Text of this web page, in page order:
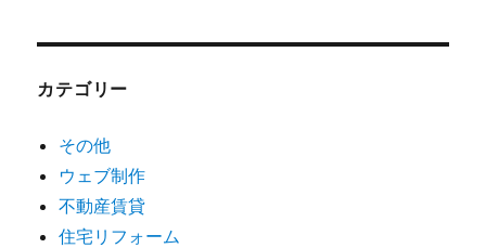
象:
カテゴリー
その他
ウェブ制作
不動産賃貸
住宅リフォーム